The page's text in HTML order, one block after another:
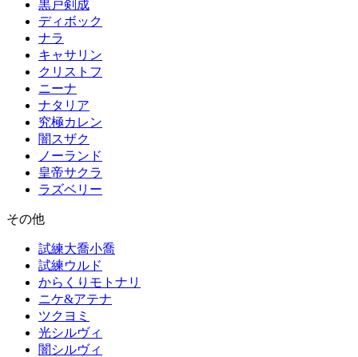
黒戸剣成
ディボック
ナラ
キャサリン
クリストフ
ニーナ
ナタリア
究極カレン
闇スザク
ノーランド
皇帝サクラ
ラズベリー
その他
試練大喬小喬
試練ウルド
からくりモトナリ
ニケ&アテナ
ツクヨミ
光シルヴィ
闇シルヴィ